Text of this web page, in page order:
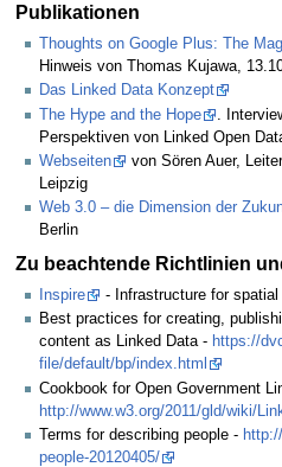
Publikationen
Thoughts on Google Plus: The
Hinweis von Thomas Kujawa,
Das Linked Data Konzept
The Hype and the Hope
.
Perspektiven von Linked Open
Webseiten
von Sören Auer,
Leipzig
Web 3.0 – die Dimension der
Berlin
Zu beachtende Richtlinien
Inspire
- Infrastructure for
Best practices for creating,
content as Linked Data - https://
file/default/bp/index.html
Cookbook for Open Government
http://www.w3.org/2011/gld/wiki/
Terms for describing people -
people-20120405/